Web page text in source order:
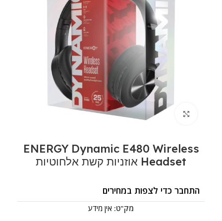
לחצו להגדלה
ENERGY Dynamic E480 Wireless
Headset אוזניות קשת אלחוטיות
התחבר כדי לצפות במחירים
מק"ט: אין מידע